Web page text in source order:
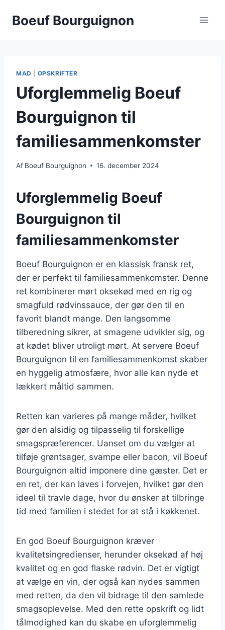
Boeuf Bourguignon
MAD OPSKRIFTER
Uforglemmelig Boeuf
Bourguignon til
familiesammenkomster
Af Boeuf Bourguignon 16. december 2024
Uforglemmelig Boeuf
Bourguignon til
familiesammenkomster
Boeuf Bourguignon er en klassisk fransk ret,
der er perfekt til familiesammenkomster. Denne
ret kombinerer mørt oksekød med en rig og
smagfuld rødvinssauce, der gør den til en
favorit blandt mange. Den langsomme
tilberedning sikrer, at smagene udvikler sig, og
at kødet bliver utroligt mørt. At servere Boeuf
Bourguignon til en familiesammenkomst skaber
en hyggelig atmosfære, hvor alle kan nyde et
lækkert måltid sammen.
Retten kan varieres på mange måder, hvilket
gør den alsidig og tilpasselig til forskellige
smagspræferencer. Uanset om du vælger at
tilføje grøntsager, svampe eller bacon, vil Boeuf
Bourguignon altid imponere dine gæster. Det er
en ret, der kan laves i forvejen, hvilket gør den
ideel til travle dage, hvor du ønsker at tilbringe
tid med familien i stedet for at stå i køkkenet.
En god Boeuf Bourguignon kræver
kvalitetsingredienser, herunder oksekød af høj
kvalitet og en god flaske rødvin. Det er vigtigt
at vælge en vin, der også kan nydes sammen
med retten, da den vil bidrage til den samlede
smagsoplevelse. Med den rette opskrift og lidt
tålmodighed kan du skabe en uforglemmelig